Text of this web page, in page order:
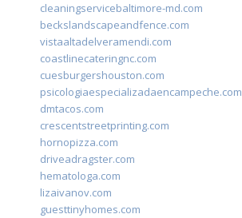
cleaningservicebaltimore-md.com
beckslandscapeandfence.com
vistaaltadelveramendi.com
coastlinecateringnc.com
cuesburgershouston.com
psicologiaespecializadaencampeche.com
dmtacos.com
crescentstreetprinting.com
hornopizza.com
driveadragster.com
hematologa.com
lizaivanov.com
guesttinyhomes.com